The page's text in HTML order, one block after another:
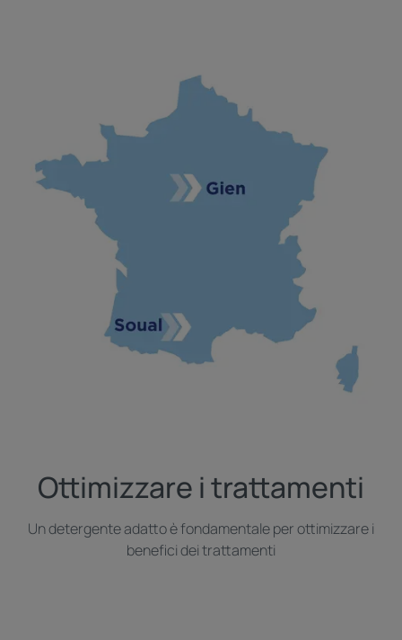
Ottimizzare i trattamenti
Un detergente adatto è fondamentale per ottimizzare i
benefici dei trattamenti